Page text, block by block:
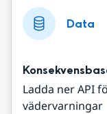
Data
Ladda ner API
vädervarningar